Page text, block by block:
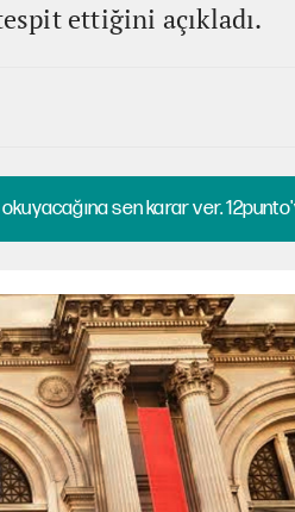
ettiğini açıkladı.
sen karar ver.